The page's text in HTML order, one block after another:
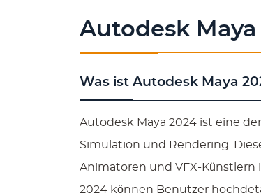
Autodesk
Was ist Autodesk Maya
Autodesk Maya 2024 ist eine
Simulation und Rendering.
Animatoren und VFX-Künstlern
2024 können Benutzer